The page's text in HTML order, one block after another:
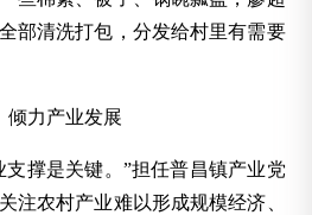
部清洗打包，分发给村里有需要
倾力产业发展
支撑是关键。”担任普昌镇产业党
注农村产业难以形成规模经济、